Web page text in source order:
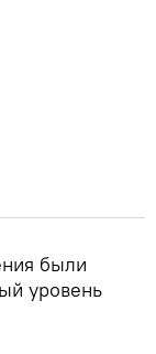
были
уровень